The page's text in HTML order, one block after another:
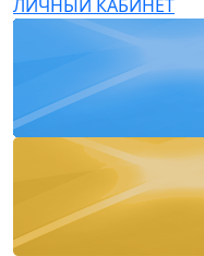
ЛИЧНЫЙ КАБИНЕТ